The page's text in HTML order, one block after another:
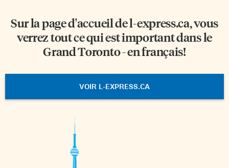
Sur la page d'accueil del-express.ca, vous
verrez tout ce qui est important dans le
Grand Toronto - en français!
VOIR L-EXPRESS.CA